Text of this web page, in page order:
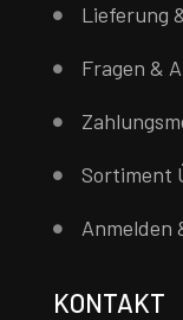
Lieferung
Fragen &
Sortiment
Anmelden
KONTAKT